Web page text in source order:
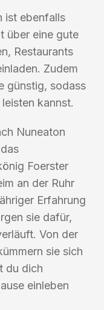
ist ebenfalls
über eine gute
Restaurants
Zudem
günstig, sodass
kannst.
Nuneaton
Foerster
an der Ruhr
Erfahrung
sie dafür,
Von der
sie sich
du dich
einleben